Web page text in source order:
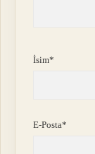
İsim*
E-Posta*